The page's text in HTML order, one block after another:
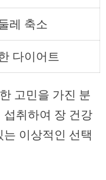
레 축소
다이어트
고민을 가진 분
취하여 장 건강
이상적인 선택